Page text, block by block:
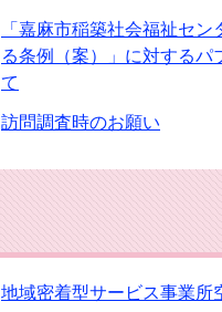
「嘉麻市稲築社会福祉セ
る条例（案）」に対する
て
訪問調査時のお願い
地域密着型サービス事業所